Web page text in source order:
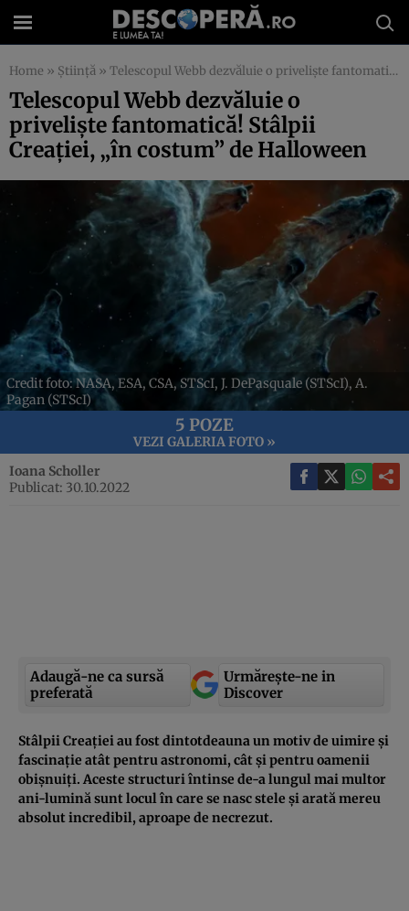
Home » Știință » Telescopul Webb dezvăluie o priveliște fantomatică! Stâlpii Creației, „în costum” de Halloween
Telescopul Webb dezvăluie o
priveliște fantomatică! Stâlpii
Creației, „în costum” de Halloween
Credit foto: NASA, ESA, CSA, STScI, J. DePasquale (STScI), A.
Pagan (STScI)
5 POZE
VEZI GALERIA FOTO »
Ioana Scholler
Publicat: 30.10.2022
Adaugă-ne ca sursă
preferată
Urmărește-ne in
Discover
Stâlpii Creației au fost dintotdeauna un motiv de uimire și
fascinație atât pentru astronomi, cât și pentru oamenii
obișnuiți. Aceste structuri întinse de-a lungul mai multor
ani-lumină sunt locul în care se nasc stele și arată mereu
absolut incredibil, aproape de necrezut.